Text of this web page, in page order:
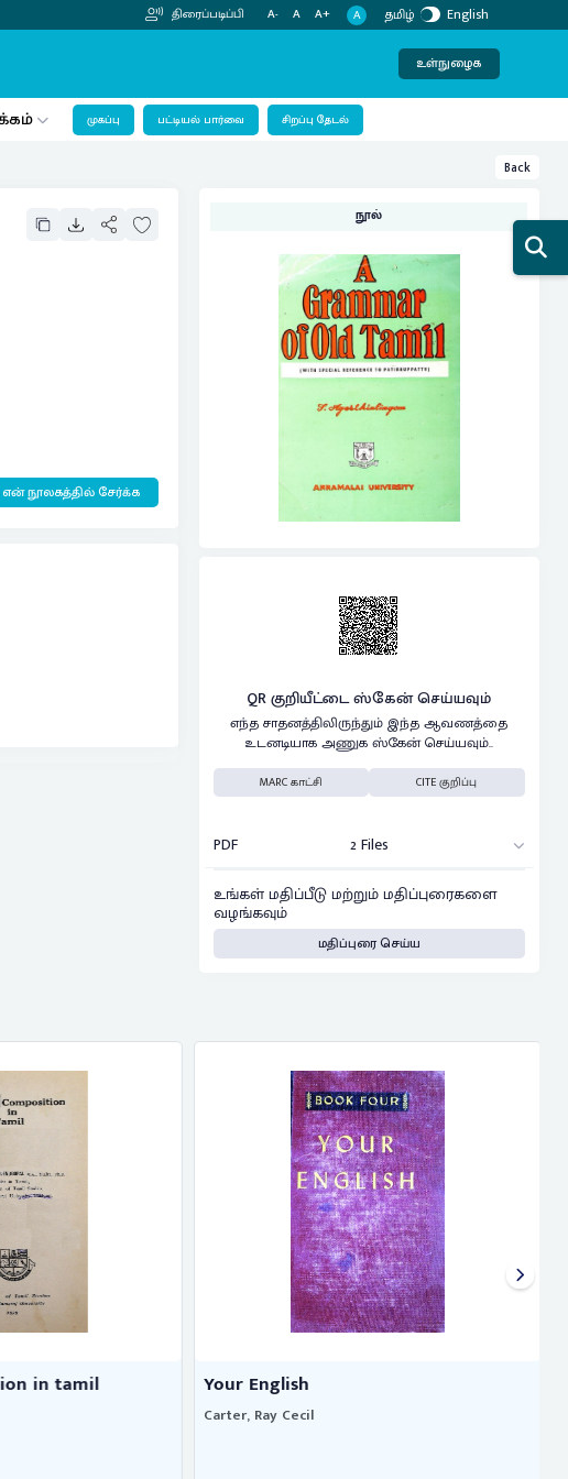
திரைப்படிப்பி A- A A+ A தமிழ் English
உள்நுழைக
முகப்பு பட்டியல் பார்வை சிறப்பு தேடல்
Back
என் நூலகத்தில் சேர்க்க
நூல்
QR குறியீட்டை ஸ்கேன் செய்யவும்
எந்த சாதனத்திலிருந்தும் இந்த ஆவணத்தை
உடனடியாக அணுக ஸ்கேன் செய்யவும்..
MARC காட்சி CITE குறிப்பு
PDF 2 Files
உங்கள் மதிப்பீடு மற்றும் மதிப்புரைகளை
வழங்கவும்
மதிப்புரை செய்ய
in tamil Your English
Carter, Ray Cecil